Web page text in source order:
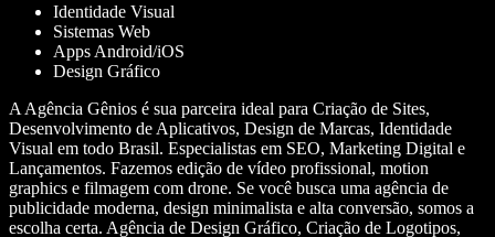
Identidade Visual
Sistemas Web
Apps Android/iOS
Design Gráfico
A Agência Gênios é sua parceira ideal para Criação de Sites,
Desenvolvimento de Aplicativos, Design de Marcas, Identidade
Visual em todo Brasil. Especialistas em SEO, Marketing Digital e
Lançamentos. Fazemos edição de vídeo profissional, motion
graphics e filmagem com drone. Se você busca uma agência de
publicidade moderna, design minimalista e alta conversão, somos a
escolha certa. Agência de Design Gráfico, Criação de Logotipos,